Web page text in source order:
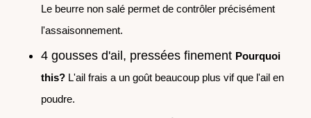
Le beurre non salé permet de contrôler précisément
l'assaisonnement.
4 gousses d'ail, pressées finement Pourquoi
this? L'ail frais a un goût beaucoup plus vif que l'ail en
poudre.